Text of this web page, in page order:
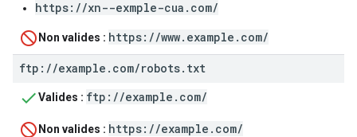
https://xn--exmple-cua.com/
Non valides : https://www.example.com/
ftp: //example . com/robots. txt
Valides : ftp://example.com/
Non valides : https://example.com/